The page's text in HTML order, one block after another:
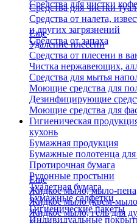
Средства для чистки
Средства для чистки
Средства от налета,
и других загрязнений
Средства от запаха
Еще
Удаление плесени
Средства от плесени в
Чистка нержавеющих,
Средства для мытья
Моющие средства для
Дезинфицирующие
Моющие средства для
Гигиеническая
кухонь
Бумажная продукция
Бумажные полотенца
Протирочная бумага
Рулонные простыни
Туалетная бумага
Бумажные салфетки
Гигиенические пакеты
Индивидуальные
Еще
Жидкое мыло, мыло-
Жидкое мыло (крем-
Жидкое мыло, гель для